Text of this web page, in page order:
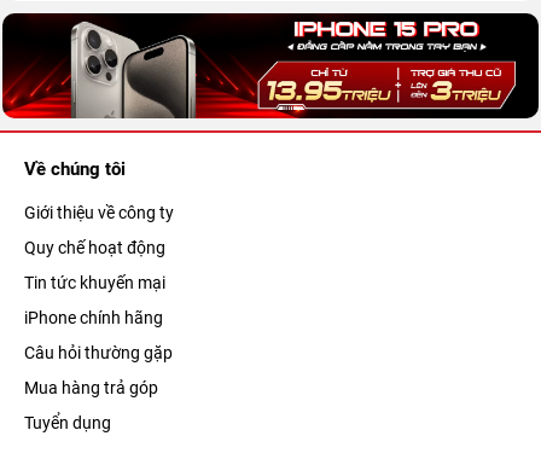
Về chúng tôi
Giới thiệu về công ty
Quy chế hoạt động
Tin tức khuyến mại
iPhone chính hãng
Câu hỏi thường gặp
Mua hàng trả góp
Tuyển dụng